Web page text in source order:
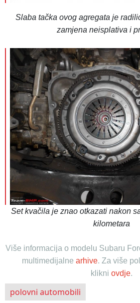
Slaba tačka ovog agregata je
zamjena neisplativa i
Set kvačila je znao otkazati nakon
kilometara
Više informacija o modelu Subaru
multimedijalne arhive. Za više
klikni ovdje.
polovni automobili